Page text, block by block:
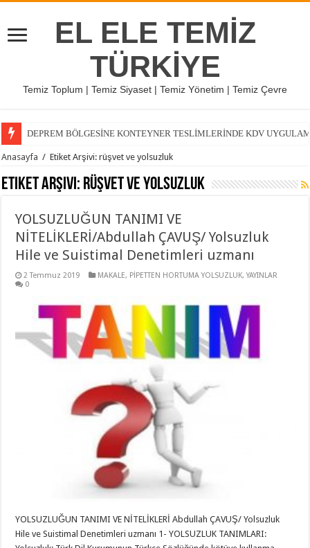
EL ELE TEMİZ
TÜRKİYE
Temiz Toplum | Temiz Siyaset | Temiz Yönetim | Temiz Çevre
DEPREM BÖLGESİNE KONTEYNER TESLİMLERİNDE KDV
Anasayfa / Etiket Arşivi: rüşvet ve yolsuzluk
Etiket Arşivi: rüşvet ve yolsuzluk
YOLSUZLUĞUN TANIMI VE
NİTELİKLERİ/Abdullah ÇAVUŞ/ Yolsuzluk
Hile ve Suistimal Denetimleri uzmanı
2 Temmuz 2019 MAKALE, PİPETTEN HORTUMA YOLSUZLUK,YAYINLAR
0
YOLSUZLUĞUN TANIMI VE NİTELİKLERİ Abdullah ÇAVUŞ/ Yolsuzluk
Hile ve Suistimal Denetimleri uzmanı 1- YOLSUZLUK TANIMLARI: